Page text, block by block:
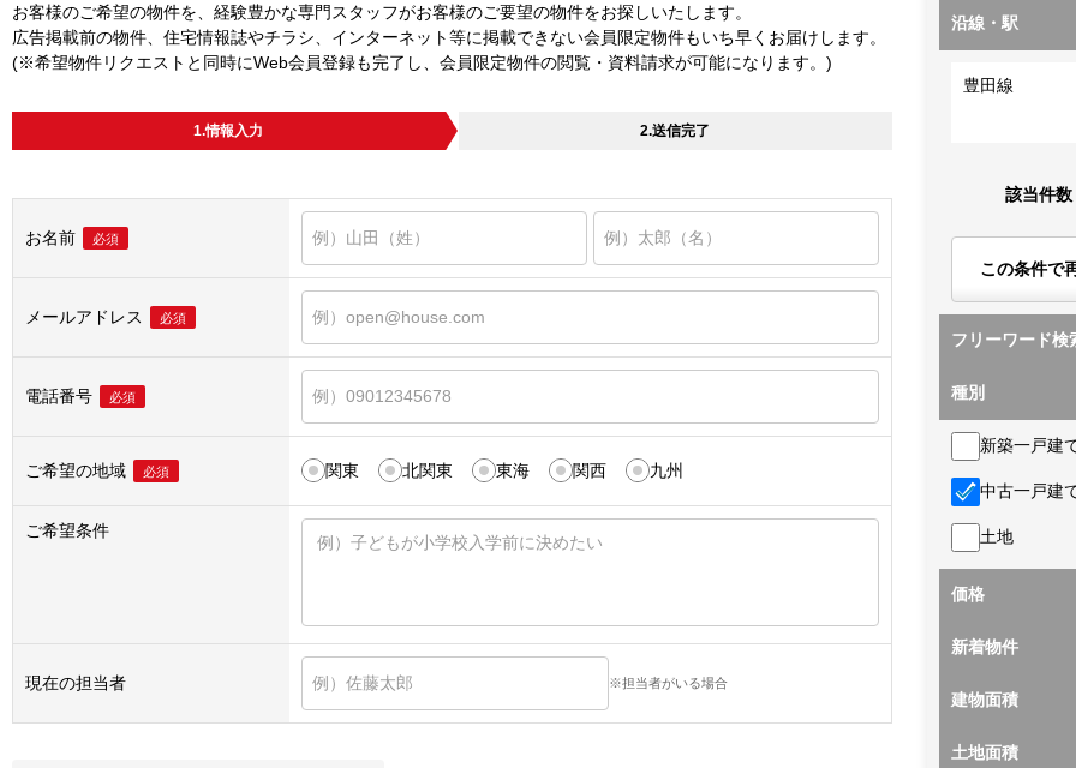
お客様のご希望の物件を、経験豊かな専門スタッフがお客様のご要望の物件をお探しいたします。
広告掲載前の物件、住宅情報誌やチラシ、インターネット等に掲載できない会員限定物件もいち早くお届けします。
(※希望物件リクエストと同時にWeb会員登録も完了し、会員限定物件の閲覧・資料請求が可能になります。)
1.情報入力 2.送信完了
お名前 必須
メールアドレス 必須
電話番号 必須
ご希望の地域 必須 関東 北関東 東海 関西 九州
ご希望条件
現在の担当者 ※担当者がいる場合
沿線・駅
豊田線
該当件数
この条件で
フリーワード検
種別
新築一戸建
中古一戸建
土地
価格
新着物件
建物面積
土地面積